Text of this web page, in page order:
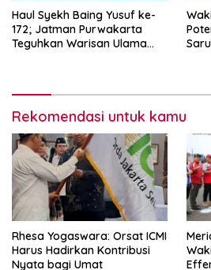
Haul Syekh Baing Yusuf ke-
172; Jatman Purwakarta
Teguhkan Warisan Ulama
Rekomendasi untuk kamu
Rhesa Yogaswara: Orsat ICMI
Harus Hadirkan Kontribusi
Nyata bagi Umat